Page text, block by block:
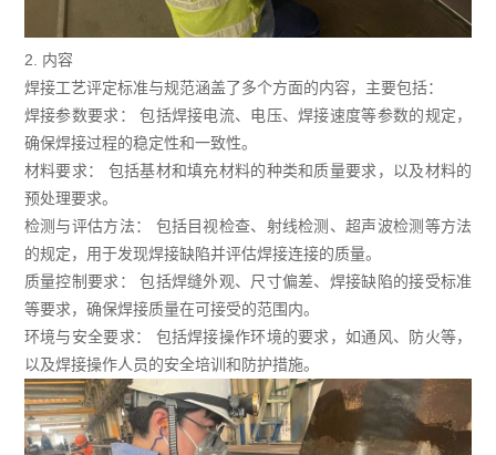
2. 内容
焊接工艺评定标准与规范涵盖了多个方面的内容，主要包括：
焊接参数要求： 包括焊接电流、电压、焊接速度等参数的规定，
确保焊接过程的稳定性和一致性。
材料要求： 包括基材和填充材料的种类和质量要求，以及材料的
预处理要求。
检测与评估方法： 包括目视检查、射线检测、超声波检测等方法
的规定，用于发现焊接缺陷并评估焊接连接的质量。
质量控制要求： 包括焊缝外观、尺寸偏差、焊接缺陷的接受标准
等要求，确保焊接质量在可接受的范围内。
环境与安全要求： 包括焊接操作环境的要求，如通风、防火等，
以及焊接操作人员的安全培训和防护措施。